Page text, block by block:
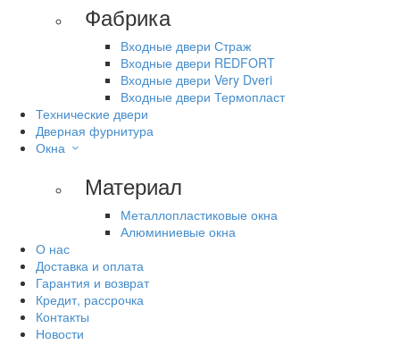
Фабрика
Входные двери Страж
Входные двери REDFORT
Входные двери Very Dveri
Входные двери Термопласт
Технические двери
Дверная фурнитура
Окна
Материал
Металлопластиковые окна
Алюминиевые окна
О нас
Доставка и оплата
Гарантия и возврат
Кредит, рассрочка
Контакты
Новости